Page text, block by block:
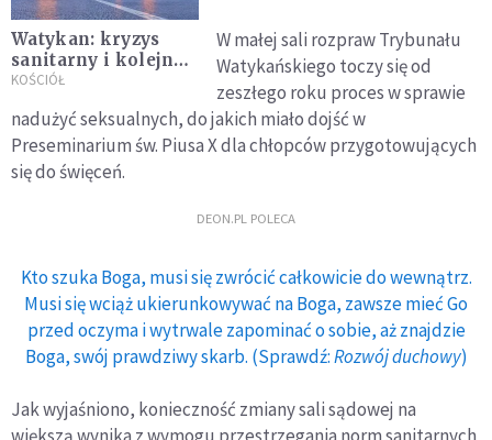
Watykan: kryzys
sanitarny i kolejne
lockdowny osłabiły
KOŚCIÓŁ
W małej sali rozpraw Trybunału
Watykańskiego toczy się od
zeszłego roku proces w sprawie
nadużyć seksualnych, do jakich miało dojść w
Preseminarium św. Piusa X dla chłopców przygotowujących
się do święceń.
DEON.PL POLECA
Kto szuka Boga, musi się zwrócić całkowicie do wewnątrz.
Musi się wciąż ukierunkowywać na Boga, zawsze mieć Go
przed oczyma i wytrwale zapominać o sobie, aż znajdzie
Boga, swój prawdziwy skarb. (Sprawdź:Rozwój duchowy)
Jak wyjaśniono, konieczność zmiany sali sądowej na